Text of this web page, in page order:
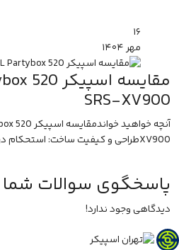
۱۶
مهر۱۴۰۴
SRS-XV900
XV900طراحی و کیفیت ساخت: استحکام در براب...
پاسخگوی سوالات
دیدگاهی وجود ندارد!